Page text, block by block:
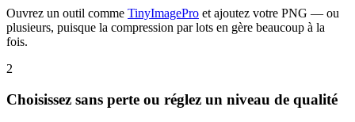
Ouvrez un outil comme TinyImagePro et ajoutez votre PNG — ou
plusieurs, puisque la compression par lots en gère beaucoup à la
fois.
2
Choisissez sans perte ou réglez un niveau de qualité